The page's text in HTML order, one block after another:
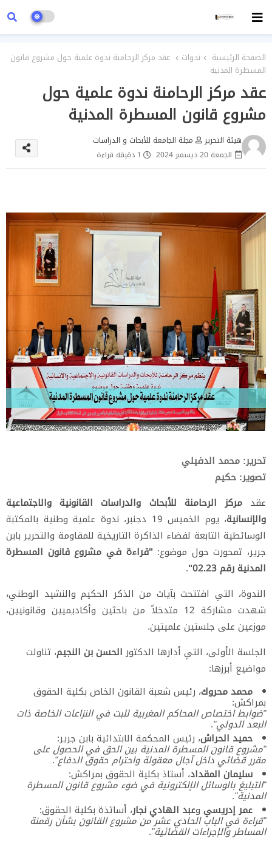
الصفحة الرئيسية ندوات
عقد مركز الرحامنة ندوة علمية حول مشروع قانون
المسطرة المدنية
عقد مركز الرحامنة ندوة علمية حول
مشروع قانون المسطرة المدنية
هيئة التحرير
مجلة الجامعة للأبحاث و الدراسات
الجمعة 20 ديسمبر 2024
1 دقيقة قراءة
تحرير: محمد الدفيلي
تصوير: حكيم
عقدمركز الرحامنة للأبحاث والدراسات القانونية والاجتماعية
والإنسانية
، يوم الخميس 19 دجنبر، ندوة علمية وطنية بالمكتبة
الوسائطية التابعة لفضاء الذاكرة التاريخية للمقاومة والتحرير بابن
جرير، تمحورت حول موضوع: "قراءة في مشروع قانون المسطرة
المدنية رقم 02.23"
.
الندوة، التي افتتحت بآيات من الذكر الحكيم والنشيد الوطني،
شهدت مشاركة 12 متدخلاً من باحثين وأكاديميين وقانونيين،
موزعين على جلستين علميتين.
الجلسة الأولى، التي أدارها الدكتور الحسن بن النجيم، تناولت
مواضيع أبرزها:
محمد محروك، رئيس شعبة القانون الخاص بكلية الحقوق
بمراكش:
"ضوابط اختصاص المحاكم المغربية للبت في النزاعات الخاصة ذات
البعد الدولي".
حميد الحراش، رئيس المحكمة الابتدائية بابن جرير:
"مشروع قانون المسطرة المدنية بين الحق في الحصول على
مقرر قضائي داخل آجال معقولة واحترام حقوق الدفاع".
سليمان المقداد، أستاذ بكلية الحقوق بمراكش:
"التبليغ بالوسائل الإلكترونية في ضوء مشروع قانون المسطرة
المدنية".
عمر إدريسي وعبد الهادي نجار، أساتذة بكلية الحقوق:
"قراءة في الباب الحادي عشر من مشروع القانون بشأن رقمنة
المساطر والإجراءات القضائية".